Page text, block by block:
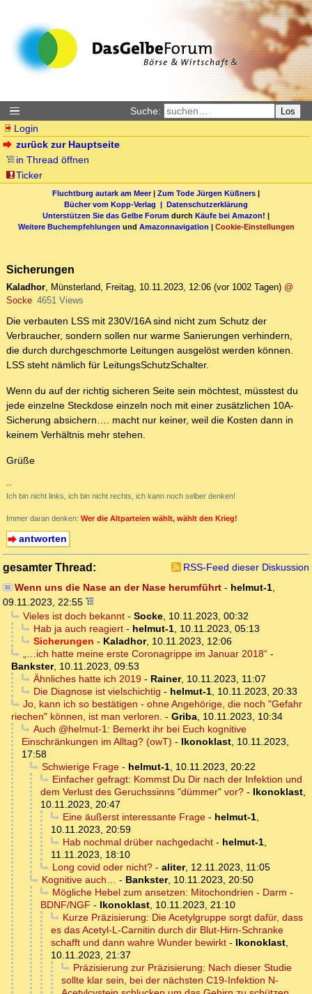
Suche: Los
Login
zurück zur Hauptseite
in Thread öffnen
Ticker
Fluchtburg autark am Meer| Zum Tode Jürgen Küßners |
Bücher vom Kopp-Verlag | Datenschutzerklärung
Unterstützen Sie das Gelbe Forum durch Käufe bei Amazon! |
Weitere Buchempfehlungen und Amazonnavigation | Cookie-Einstellungen
Sicherungen
Kaladhor, Münsterland, Freitag, 10.11.2023, 12:06 (vor 1002 Tagen) @
Socke 4651 Views
Die verbauten LSS mit 230V/16A sind nicht zum Schutz der
Verbraucher, sondern sollen nur warme Sanierungen verhindern,
die durch durchgeschmorte Leitungen ausgelöst werden können.
LSS steht nämlich für LeitungsSchutzSchalter.
Wenn du auf der richtig sicheren Seite sein möchtest, müsstest du
jede einzelne Steckdose einzeln noch mit einer zusätzlichen 10A-
Sicherung absichern…. macht nur keiner, weil die Kosten dann in
keinem Verhältnis mehr stehen.
Grüße
--
Ich bin nicht links, ich bin nicht rechts, ich kann noch selber denken!
Immer daran denken: Wer die Altparteien wählt, wählt den Krieg!
antworten
gesamter Thread:
RSS-Feed dieser Diskussion
Wenn uns die Nase an der Nase herumführt- helmut-1,
09.11.2023, 22:55
Vieles ist doch bekannt- Socke, 10.11.2023, 00:32
Hab ja auch reagiert- helmut-1, 10.11.2023, 05:13
Sicherungen - Kaladhor, 10.11.2023, 12:06
„…ich hatte meine erste Coronagrippe im Januar 2018“-
Bankster, 10.11.2023, 09:53
Ähnliches hatte ich 2019- Rainer, 10.11.2023, 11:07
Die Diagnose ist vielschichtig - helmut-1, 10.11.2023, 20:33
Jo, kann ich so bestätigen - ohne Angehörige, die noch "Gefahr
riechen" können, ist man verloren. - Griba, 10.11.2023, 10:34
Auch @helmut-1: Bemerkt ihr bei Euch kognitive
Einschränkungen im Alltag? (owT) - Ikonoklast, 10.11.2023,
17:58
Schwierige Frage- helmut-1, 10.11.2023, 20:22
Einfacher gefragt: Kommst Du Dir nach der Infektion und
dem Verlust des Geruchssinns "dümmer" vor? - Ikonoklast,
10.11.2023, 20:47
Eine äußerst interessante Frage- helmut-1,
10.11.2023, 20:59
Hab nochmal drüber nachgedacht- helmut-1,
11.11.2023, 18:10
Long covid oder nicht?- aliter, 12.11.2023, 11:05
Kognitive auch… - Bankster, 10.11.2023, 20:50
Mögliche Hebel zum ansetzen: Mitochondrien - Darm -
BDNF/NGF - Ikonoklast, 10.11.2023, 21:10
Kurze Präzisierung: Die Acetylgruppe sorgt dafür, dass
es das Acetyl-L-Carnitin durch dir Blut-Hirn-Schranke
schafft und dann wahre Wunder bewirkt - Ikonoklast,
10.11.2023, 21:37
Präzisierung zur Präzisierung: Nach dieser Studie
sollte klar sein, bei der nächsten C19-Infektion N-